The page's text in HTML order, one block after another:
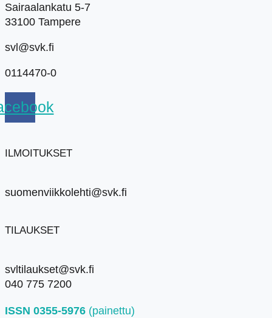
Sairaalankatu 5-7
33100 Tampere
svl@svk.fi
0114470-0
ILMOITUKSET
suomenviikkolehti@svk.fi
TILAUKSET
svltilaukset@svk.fi
040 775 7200
ISSN 0355-5976 (painettu)